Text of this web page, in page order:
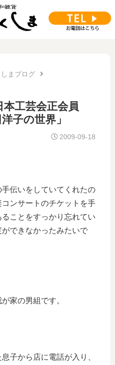
まブログ
工芸会正会員
子の世界」
2009-09-18
伝いをしていてくれたの
ンサートのチケットを手
ことをすっかり忘れてい
できなかったみたいで
家の男組です。
子から店に電話が入り、